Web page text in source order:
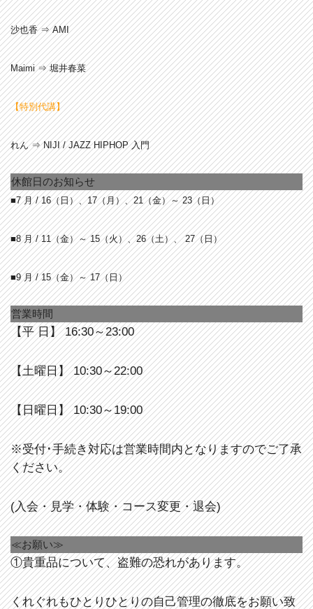
沙也香 ⇒ AMI
Maimi ⇒ 堀井春菜
【特別代講】
れん ⇒ NIJI / JAZZ HIPHOP 入門
休館日のお知らせ
■7 月 / 16（日）、17（月）、21（金）～ 23（日）
■8 月 / 11（金）～ 15（火）、26（土）、 27（日）
■9 月 / 15（金）～ 17（日）
営業時間
【平 日】 16:30～23:00
【土曜日】 10:30～22:00
【日曜日】 10:30～19:00
※受付･手続き対応は営業時間内となりますのでご了承
ください。
(入会・見学・体験・コース変更・退会)
≪お願い≫
①貴重品について、盗難の恐れがあります。
くれぐれもひとりひとりの自己管理の徹底をお願い致